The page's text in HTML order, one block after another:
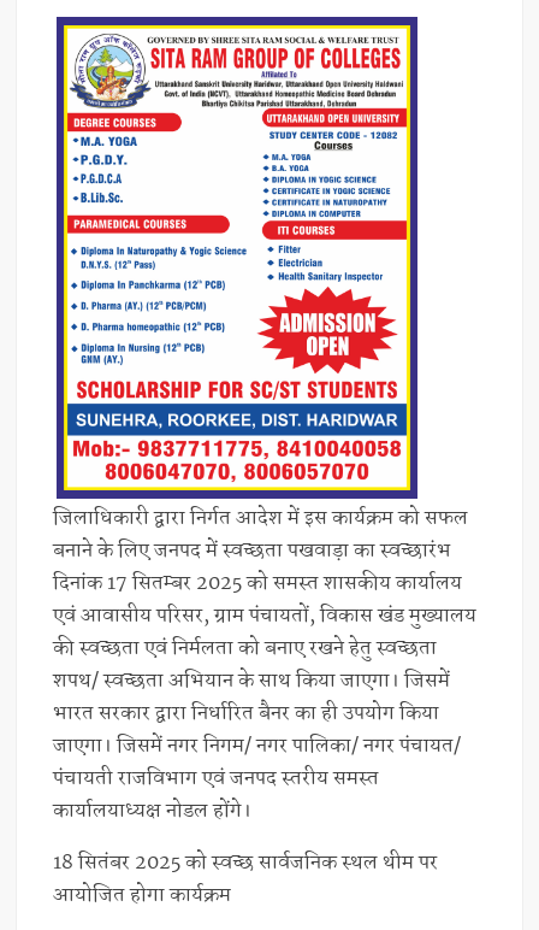
जिलाधिकारी द्वारा निर्गत आदेश में इस कार्यक्रम को सफल
बनाने के लिए जनपद में स्वच्छता पखवाड़ा का स्वच्छारंभ
दिनांक 17 सितम्बर 2025 को समस्त शासकीय कार्यालय
एवं आवासीय परिसर, ग्राम पंचायतों, विकास खंड मुख्यालय
की स्वच्छता एवं निर्मलता को बनाए रखने हेतु स्वच्छता
शपथ/ स्वच्छता अभियान के साथ किया जाएगा। जिसमें
भारत सरकार द्वारा निर्धारित बैनर का ही उपयोग किया
जाएगा। जिसमें नगर निगम/ नगर पालिका/ नगर पंचायत/
पंचायती राजविभाग एवं जनपद स्तरीय समस्त
कार्यालयाध्यक्ष नोडल होंगे।
18 सितंबर 2025 को स्वच्छ सार्वजनिक स्थल थीम पर
आयोजित होगा कार्यक्रम